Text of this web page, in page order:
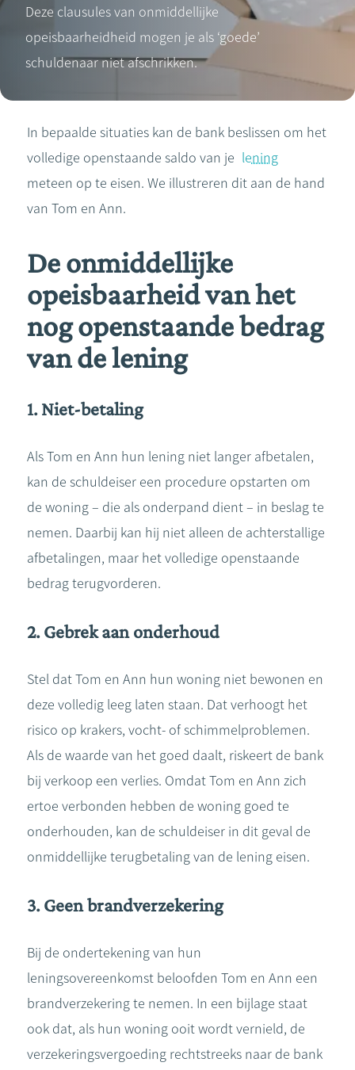
Deze clausules van onmiddellijke
opeisbaarheidheid mogen je als ‘goede’
schuldenaar niet afschrikken.
In bepaalde situaties kan de bank beslissen om het
volledige openstaande saldo van je lening
meteen op te eisen. We illustreren dit aan de hand
van Tom en Ann.
De onmiddellijke
opeisbaarheid van het
nog openstaande bedrag
van de lening
1. Niet-betaling
Als Tom en Ann hun lening niet langer afbetalen,
kan de schuldeiser een procedure opstarten om
de woning – die als onderpand dient – in beslag te
nemen. Daarbij kan hij niet alleen de achterstallige
afbetalingen, maar het volledige openstaande
bedrag terugvorderen.
2. Gebrek aan onderhoud
Stel dat Tom en Ann hun woning niet bewonen en
deze volledig leeg laten staan. Dat verhoogt het
risico op krakers, vocht- of schimmelproblemen.
Als de waarde van het goed daalt, riskeert de bank
bij verkoop een verlies. Omdat Tom en Ann zich
ertoe verbonden hebben de woning goed te
onderhouden, kan de schuldeiser in dit geval de
onmiddellijke terugbetaling van de lening eisen.
3. Geen brandverzekering
Bij de ondertekening van hun
leningsovereenkomst beloofden Tom en Ann een
brandverzekering te nemen. In een bijlage staat
ook dat, als hun woning ooit wordt vernield, de
verzekeringsvergoeding rechtstreeks naar de bank